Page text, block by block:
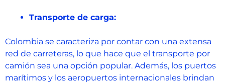
Transporte de carga:
Colombia se caracteriza por contar con una extensa
red de carreteras, lo que hace que el transporte por
camión sea una opción popular. Además, los puertos
marítimos y los aeropuertos internacionales brindan